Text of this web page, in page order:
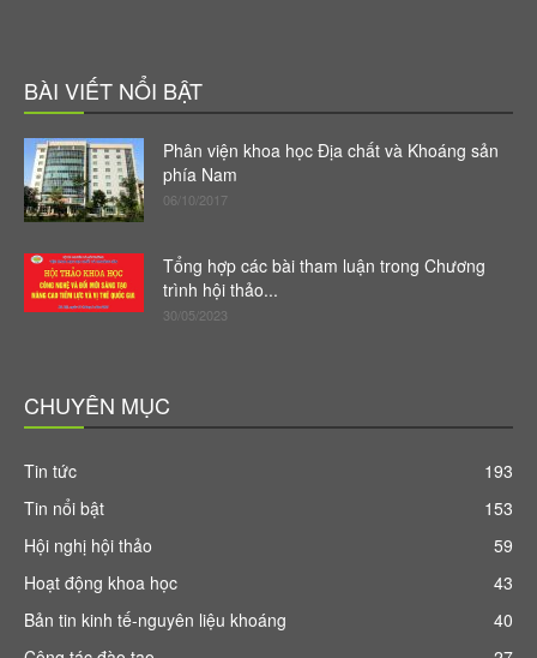
BÀI VIẾT NỔI BẬT
Phân viện khoa học Địa chất và Khoáng sản
phía Nam
06/10/2017
Tổng hợp các bài tham luận trong Chương
trình hội thảo...
30/05/2023
CHUYÊN MỤC
Tin tức
193
Tin nổi bật
153
Hội nghị hội thảo
59
Hoạt động khoa học
43
Bản tin kinh tế-nguyên liệu khoáng
40